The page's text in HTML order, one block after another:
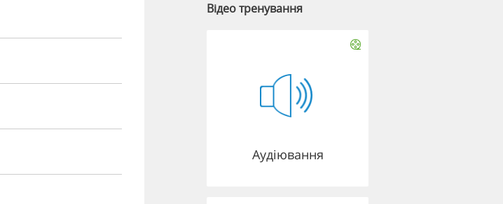
Відео тренування
Аудіювання